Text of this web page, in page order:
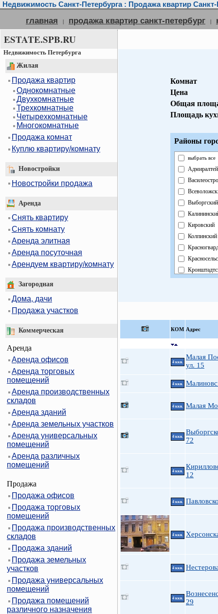
Недвижимость Санкт-Петербурга : Продажа квартир Санкт-
главная | продажа квартир санкт-петербург |
ESTATE.SPB.RU
Недвижимость Петербурга
Жилая
Продажа квартир
Однокомнатные
Двухкомнатные
Трехкомнатные
Четырехкомнатные
Многокомнатные
Продажа комнат
Куплю квартиру/комнату
Новостройки
Новостройки продажа
Аренда
Снять квартиру
Снять комнату
Аренда элитная
Аренда посуточная
Арендуем квартиру/комнату
Загородная
Дома, дачи
Продажа участков
Коммерческая
Аренда
Аренда офисов
Аренда торговых
помещений
Аренда производственных
складов
Аренда зданий
Аренда земельных участков
Аренда универсальных
помещений
Аренда различных
помещений
Продажа
Продажа офисов
Продажа торговых
помещений
Продажа производственных
складов
Продажа зданий
Продажа земельных
участков
Продажа универсальных
помещений
Продажа помещений
различного назначения
Комнат
Цена
Общая
Площадь
Районы
выбрать все
Выборгский
Кировский
Колпинский
Павловский
КOМ Адрес
4 ккв.
Малая
ул. 15
4 ккв.
4 ккв. Малая
4 ккв.
72
4 ккв.
12
4 ккв.
4 ккв.
4 ккв.
4 ккв.
29